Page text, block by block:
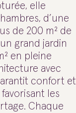
elle
d’une
de 200 m² de
grand jardin
en pleine
avec
confort et
les
Chaque